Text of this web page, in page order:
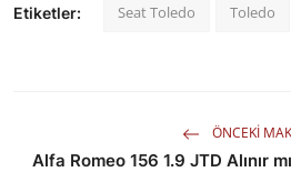
Etiketler: Seat Toledo Toledo
ÖNCEKI
Alfa Romeo 156 1.9 JTD Alınır